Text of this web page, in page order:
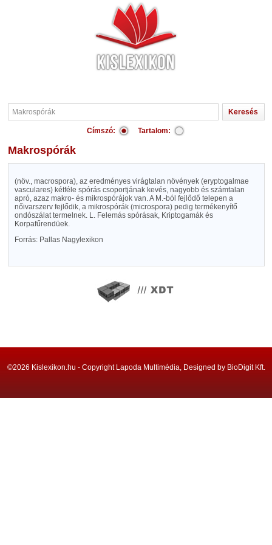
Címszó: Tartalom:
Makrospórák
(növ., macrospora), az eredményes virágtalan növények (eryptogalmae
vasculares) kétféle spórás csoportjának kevés, nagyobb és számtalan
apró, azaz makro- és mikrospórájok van. A M.-ból fejlődő telepen a
nőivarszerv fejlődik, a mikrospórák (microspora) pedig termékenyítő
ondószálat termelnek. L. Felemás spórásak, Kriptogamák és
Korpafűrendüek.
Forrás: Pallas Nagylexikon
©2026 Kislexikon.hu - Copyright Lapoda Multimédia, Designed by BioDigit Kft.